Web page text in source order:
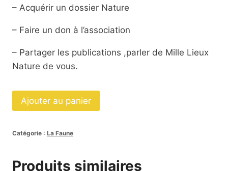
– Acquérir un dossier Nature
– Faire un don à l’association
– Partager les publications ,parler de Mille Lieux
Nature de vous.
quantité
de
Les
1
Ajouter au panier
Catégorie : La Faune
Produits similaires